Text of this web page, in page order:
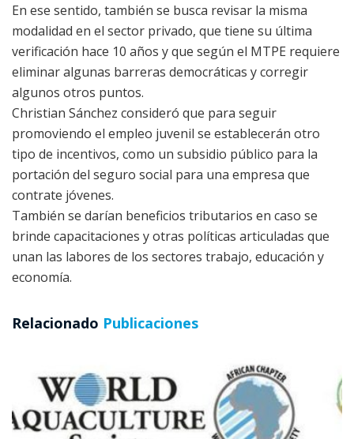
En ese sentido, también se busca revisar la misma
modalidad en el sector privado, que tiene su última
verificación hace 10 años y que según el MTPE requiere
eliminar algunas barreras democráticas y corregir
algunos otros puntos.
Christian Sánchez consideró que para seguir
promoviendo el empleo juvenil se establecerán otro
tipo de incentivos, como un subsidio público para la
portación del seguro social para una empresa que
contrate jóvenes.
También se darían beneficios tributarios en caso se
brinde capacitaciones y otras políticas articuladas que
unan las labores de los sectores trabajo, educación y
economía.
Relacionado Publicaciones